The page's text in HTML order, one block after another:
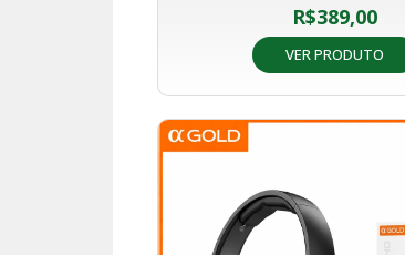
R$389,00
VER PRODUTO